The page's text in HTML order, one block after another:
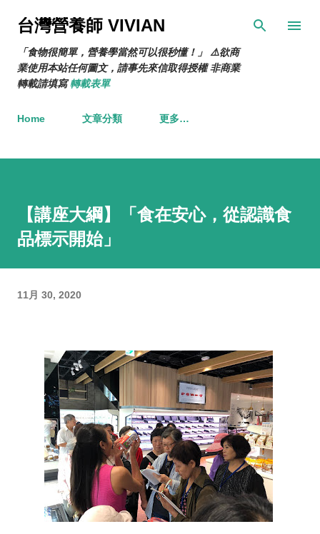
跳到主要內容
台灣營養師 VIVIAN
「食物很簡單，營養學當然可以很秒懂！」 ⚠️欲商
業使用本站任何圖文，請事先來信取得授權 非商業
轉載請填寫轉載表單
Home 文章分類 更多…
【講座大綱】「食在安心，從認識食
品標示開始」
11月 30, 2020